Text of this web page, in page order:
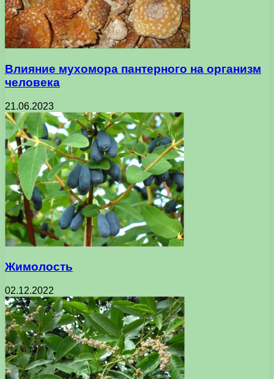
Влияние мухомора пантерного на организм
человека
21.06.2023
Жимолость
02.12.2022